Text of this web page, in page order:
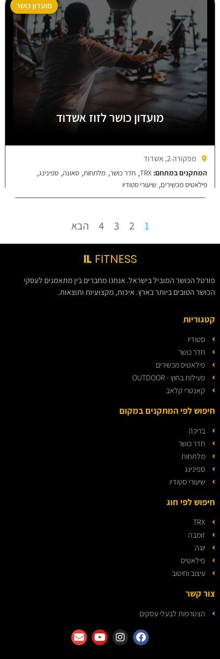
מועדון כושר
מועדון כושר לזוז אשדוד
מפקורה 2, אשדוד
המתקנים במתחם: TRX
, חדר כושר, מלתחות, סאונה, ספינינג,
פילאטיס מכשירים, שיעורי סטודיו
1
2
3
4 הבא
IL FITNESS
פורטל הכושר המוביל בישראל. אנחנו מחברים בין מתאמנים לעסקי
הכושר הטובים ביותר בארץ. איכות, מקצועיות ותוצאות.
קטגוריות
סטודיו
חדר כושר
פילאטיס מכשירים
פעילות בחוץ - OUTDOOR
קאנטרי קלאב
חיפוש לפי המתקנים במקום
בריכה
חדר כושר
מלתחות
ספינינג
שיעורי סטודיו
חיפוש לפי חוג
TRX
זומבה
יוגה
פילאטיס
עיצוב וחיטוב
צור קשר
הצטרפות לבעלי עסקים